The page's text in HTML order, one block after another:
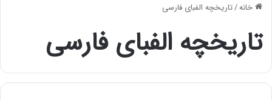
خانه/تاریخچه الفبای فارسی
تاریخچه الفبای فارسی